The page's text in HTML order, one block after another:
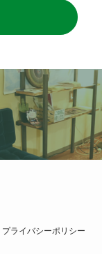
プライバシーポリシー